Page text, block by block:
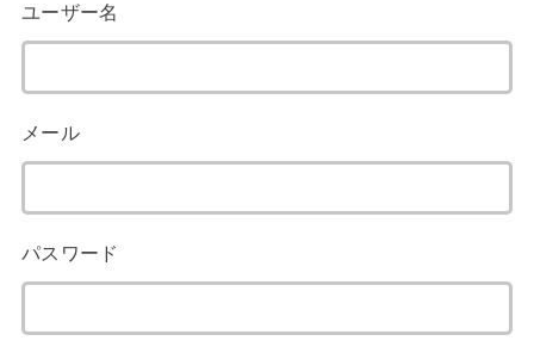
ユーザー名
メール
パスワード